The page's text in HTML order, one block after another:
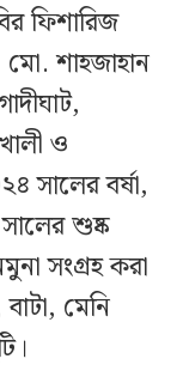
ফিশারিজ
শাহজাহান
ও
সালের বর্ষা,
শুষ্ক
সংগ্রহ করা
মেনি